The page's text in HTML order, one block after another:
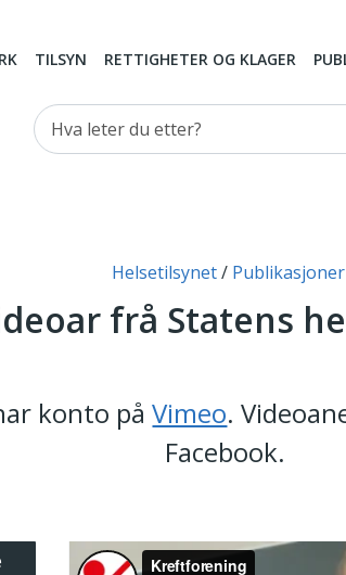
TILSYN RETTIGHETER OG KLAGER
Hva leter du etter?
Helsetilsynet Publikasjoner
frå Statens
konto påVimeo.
Facebook.